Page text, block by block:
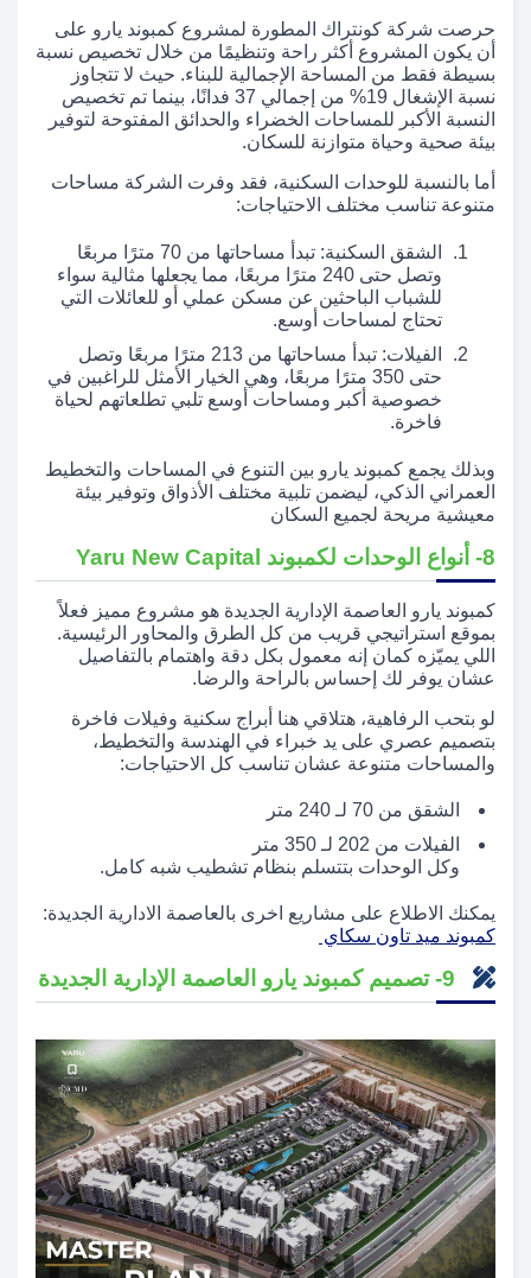
حرصت شركة كونتراك المطورة لمشروع كمبوند يارو على
أن يكون المشروع أكثر راحة وتنظيمًا من خلال تخصيص نسبة
بسيطة فقط من المساحة الإجمالية للبناء. حيث لا تتجاوز
نسبة الإشغال 19% من إجمالي 37 فدانًا، بينما تم تخصيص
النسبة الأكبر للمساحات الخضراء والحدائق المفتوحة لتوفير
بيئة صحية وحياة متوازنة للسكان.
أما بالنسبة للوحدات السكنية، فقد وفرت الشركة مساحات
متنوعة تناسب مختلف الاحتياجات:
الشقق السكنية: تبدأ مساحاتها من 70 مترًا مربعًا
وتصل حتى 240 مترًا مربعًا، مما يجعلها مثالية سواء
للشباب الباحثين عن مسكن عملي أو للعائلات التي
تحتاج لمساحات أوسع.
الفيلات: تبدأ مساحاتها من 213 مترًا مربعًا وتصل
حتى 350 مترًا مربعًا، وهي الخيار الأمثل للراغبين في
خصوصية أكبر ومساحات أوسع تلبي تطلعاتهم لحياة
فاخرة.
وبذلك يجمع كمبوند يارو بين التنوع في المساحات والتخطيط
العمراني الذكي، ليضمن تلبية مختلف الأذواق وتوفير بيئة
معيشية مريحة لجميع السكان
8- أنواع الوحدات لكمبوند Yaru New Capital
كمبوند يارو العاصمة الإدارية الجديدة هو مشروع مميز فعلاً
بموقع استراتيجي قريب من كل الطرق والمحاور الرئيسية.
اللي يميّزه كمان إنه معمول بكل دقة واهتمام بالتفاصيل
عشان يوفر لك إحساس بالراحة والرضا.
لو بتحب الرفاهية، هتلاقي هنا أبراج سكنية وفيلات فاخرة
بتصميم عصري على يد خبراء في الهندسة والتخطيط،
والمساحات متنوعة عشان تناسب كل الاحتياجات:
الشقق من 70 لـ 240 متر
الفيلات من 202 لـ 350 متر
وكل الوحدات بتتسلم بنظام تشطيب شبه كامل.
يمكنك الاطلاع على مشاريع اخرى بالعاصمة الادارية الجديدة:
كمبوند ميد تاون سكاي